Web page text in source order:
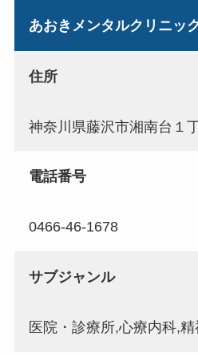
あおきメンタルクリニッ
住所
神奈川県藤沢市湘南台１
電話番号
0466-46-1678
サブジャンル
医院・診療所,心療内科,